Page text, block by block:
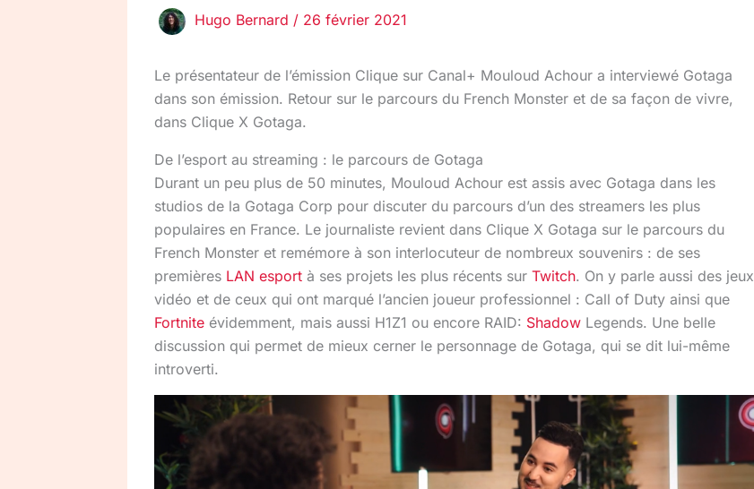
Hugo Bernard / 26 février 2021
Le présentateur de l’émission Clique sur Canal+ Mouloud Achour a interviewé Gotaga
dans son émission. Retour sur le parcours du French Monster et de sa façon de vivre,
dans Clique X Gotaga.
De l’esport au streaming : le parcours de Gotaga
Durant un peu plus de 50 minutes, Mouloud Achour est assis avec Gotaga dans les
studios de la Gotaga Corp pour discuter du parcours d’un des streamers les plus
populaires en France. Le journaliste revient dans Clique X Gotaga sur le parcours du
French Monster et remémore à son interlocuteur de nombreux souvenirs : de ses
premières LAN esport à ses projets les plus récents sur Twitch. On y parle aussi des jeux
vidéo et de ceux qui ont marqué l’ancien joueur professionnel : Call of Duty ainsi que
Fortnite évidemment, mais aussi H1Z1 ou encore RAID: Shadow Legends. Une belle
discussion qui permet de mieux cerner le personnage de Gotaga, qui se dit lui-même
introverti.